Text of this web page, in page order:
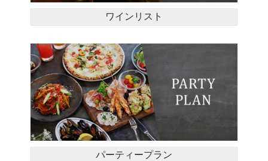
ワインリスト
パーティープラン